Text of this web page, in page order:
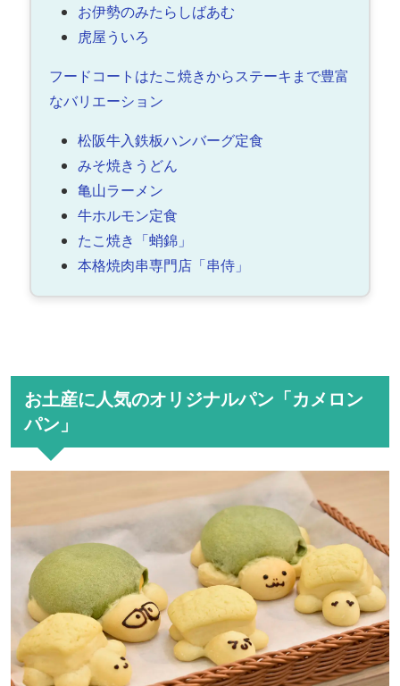
お伊勢のみたらしばあむ
虎屋ういろ
フードコートはたこ焼きからステーキまで豊富
なバリエーション
松阪牛入鉄板ハンバーグ定食
みそ焼きうどん
亀山ラーメン
牛ホルモン定食
たこ焼き「蛸錦」
本格焼肉串専門店「串侍」
お土産に人気のオリジナルパン「カメロン
パン」